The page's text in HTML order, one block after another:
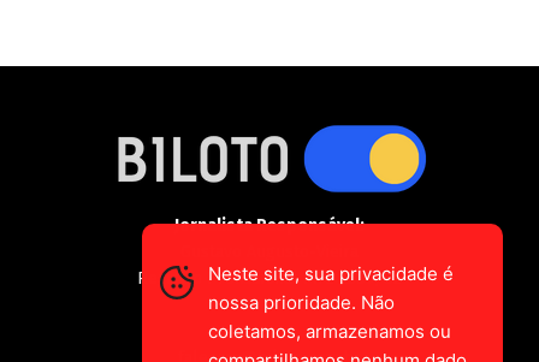
Jornalista Responsável:
Registro Profissional MTE 2589/CE
Neste site, sua privacidade é
nossa prioridade. Não
coletamos, armazenamos ou